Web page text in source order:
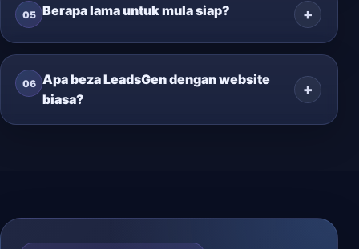
05 Berapa lama untuk mula siap?
06 Apa beza LeadsGen dengan website
biasa?